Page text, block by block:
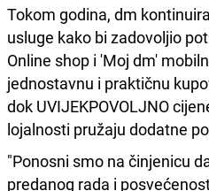
Tokom godina, dm
usluge kako bi zadovoljio
Online shop i 'Moj dm'
jednostavnu i praktičnu
dok UVIJEKPOVOLJNO
lojalnosti pružaju dodatne
"Ponosni smo na činjenicu
predanog rada i